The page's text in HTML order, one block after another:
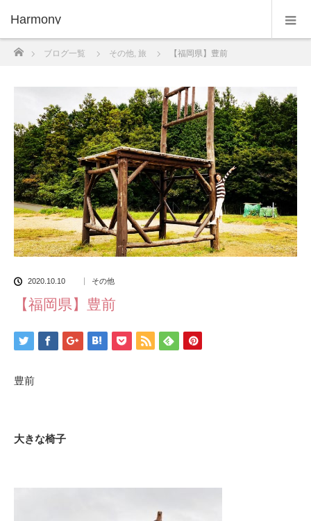
Harmony
ブログ一覧 その他, 旅 【福岡県】豊前
2020.10.10 その他
【福岡県】豊前
豊前
大きな椅子